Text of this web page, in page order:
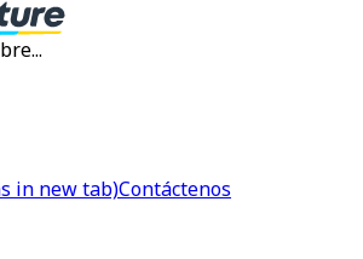
in new tab)Contáctenos